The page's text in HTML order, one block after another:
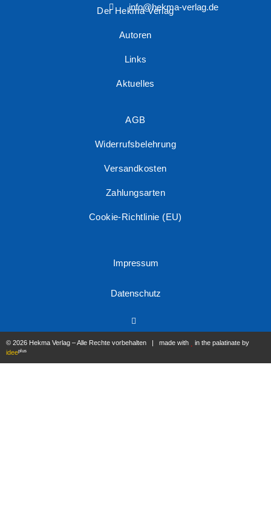
info@hekma-verlag.de
Der Hekma Verlag
Autoren
Links
Aktuelles
AGB
Widerrufsbelehrung
Versandkosten
Zahlungsarten
Cookie-Richtlinie (EU)
Impressum
Datenschutz
© 2026 Hekma Verlag – Alle Rechte vorbehalten | made with
in the palatinate by
ideeplus